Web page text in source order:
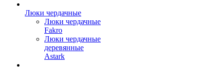
Люки чердачные
Люки чердачные
Fakro
Люки чердачные
деревянные
Astark